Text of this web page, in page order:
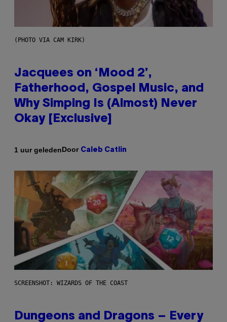
(PHOTO VIA CAM KIRK)
Jacquees on ‘Mood 2’,
Fatherhood, Gospel Music, and
Why Simping Is (Almost) Never
Okay [Exclusive]
1 uur geledenDoor Caleb Catlin
SCREENSHOT: WIZARDS OF THE COAST
Dungeons and Dragons – Every